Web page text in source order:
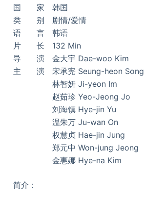
国 家 韩国
类 别 剧情/爱情
语 言 韩语
片 长 132 Min
导 演 金大宇 Dae-woo Kim
主 演 宋承宪 Seung-heon Song
林智妍 Ji-yeon Im
赵茹珍 Yeo-Jeong Jo
刘海镇 Hye-jin Yu
温朱万 Ju-wan On
权慧贞 Hae-jin Jung
郑元中 Won-jung Jeong
金惠娜 Hye-na Kim
简介：